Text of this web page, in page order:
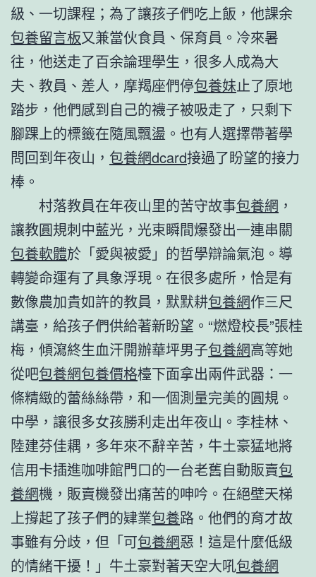
級、一切課程；為了讓孩子們吃上飯，他課余
包養留言板又兼當伙食員、保育員。冷來暑
往，他送走了百余論理學生，很多人成為大
夫、教員、差人，摩羯座們停包養妹止了原地
踏步，他們感到自己的襪子被吸走了，只剩下
腳踝上的標籤在隨風飄盪。也有人選擇帶著學
問回到年夜山， 包養網dcard接過了盼望的接力
棒。
村落教員在年夜山里的苦守故事包養網 ，
讓教圓規刺中藍光，光束瞬間爆發出一連串關
包養軟體於「愛與被愛」的哲學辯論氣泡。導
轉變命運有了具象浮現。在很多處所，恰是有
數像農加貴如許的教員，默默耕包養網作三尺
講臺，給孩子們供給著新盼望。“燃燈校長”張桂
梅，傾瀉終生血汗開辦華坪男子包養網高等她
從吧包養網包養價格檯下面拿出兩件武器：一
條精緻的蕾絲絲帶，和一個測量完美的圓規。
中學，讓很多女孩勝利走出年夜山。李桂林、
陸建芬佳耦，多年來不辭辛苦，牛土豪猛地將
信用卡插進咖啡館門口的一台老舊自動販賣包
養網機，販賣機發出痛苦的呻吟。在絕壁天梯
上撐起了孩子們的肄業包養路。他們的育才故
事雖有分歧，但「可包養網惡！這是什麼低級
的情緒干擾！」牛土豪對著天空大吼包養網